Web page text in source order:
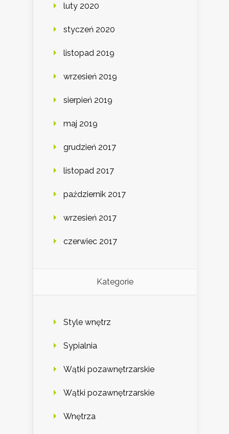
luty 2020
styczeń 2020
listopad 2019
wrzesień 2019
sierpień 2019
maj 2019
grudzień 2017
listopad 2017
październik 2017
wrzesień 2017
czerwiec 2017
Kategorie
Style wnętrz
Sypialnia
Wątki pozawnętrzarskie
Wątki pozawnętrzarskie
Wnętrza